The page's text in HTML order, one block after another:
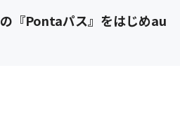
『Pontaパス』をはじめau